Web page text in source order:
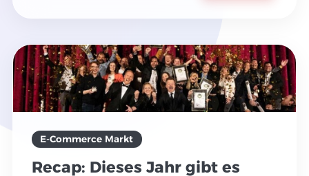
E-Commerce Markt
Recap: Dieses Jahr gibt es